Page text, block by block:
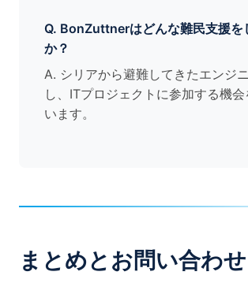
Q. BonZuttnerはどんな難民支援を
か？
A. シリアから避難してきたエンジ
し、ITプロジェクトに参加する機
います。
まとめとお問い合わせ